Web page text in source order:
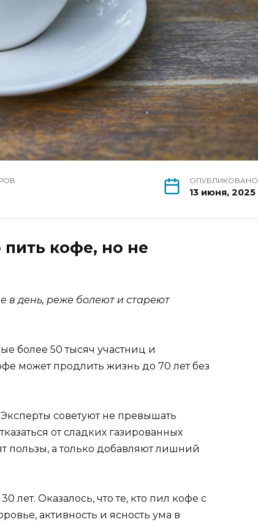
ОПУБЛИКОВАНО
13 июня, 2025
кофе, но не
день, реже болеют и стареют
более 50 тысяч участниц и
может продлить жизнь до 70 лет без
советуют не превышать
от сладких газированных
пользы, а только добавляют лишний
Оказалось, что те, кто пил кофе с
активность и ясность ума в